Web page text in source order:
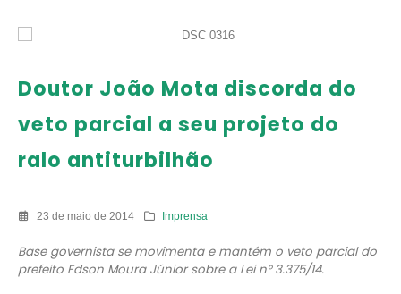
Doutor João Mota discorda do
veto parcial a seu projeto do
ralo antiturbilhão
23 de maio de 2014 Imprensa
Base governista se movimenta e mantém o veto parcial do
prefeito Edson Moura Júnior sobre a Lei n° 3.375/14.